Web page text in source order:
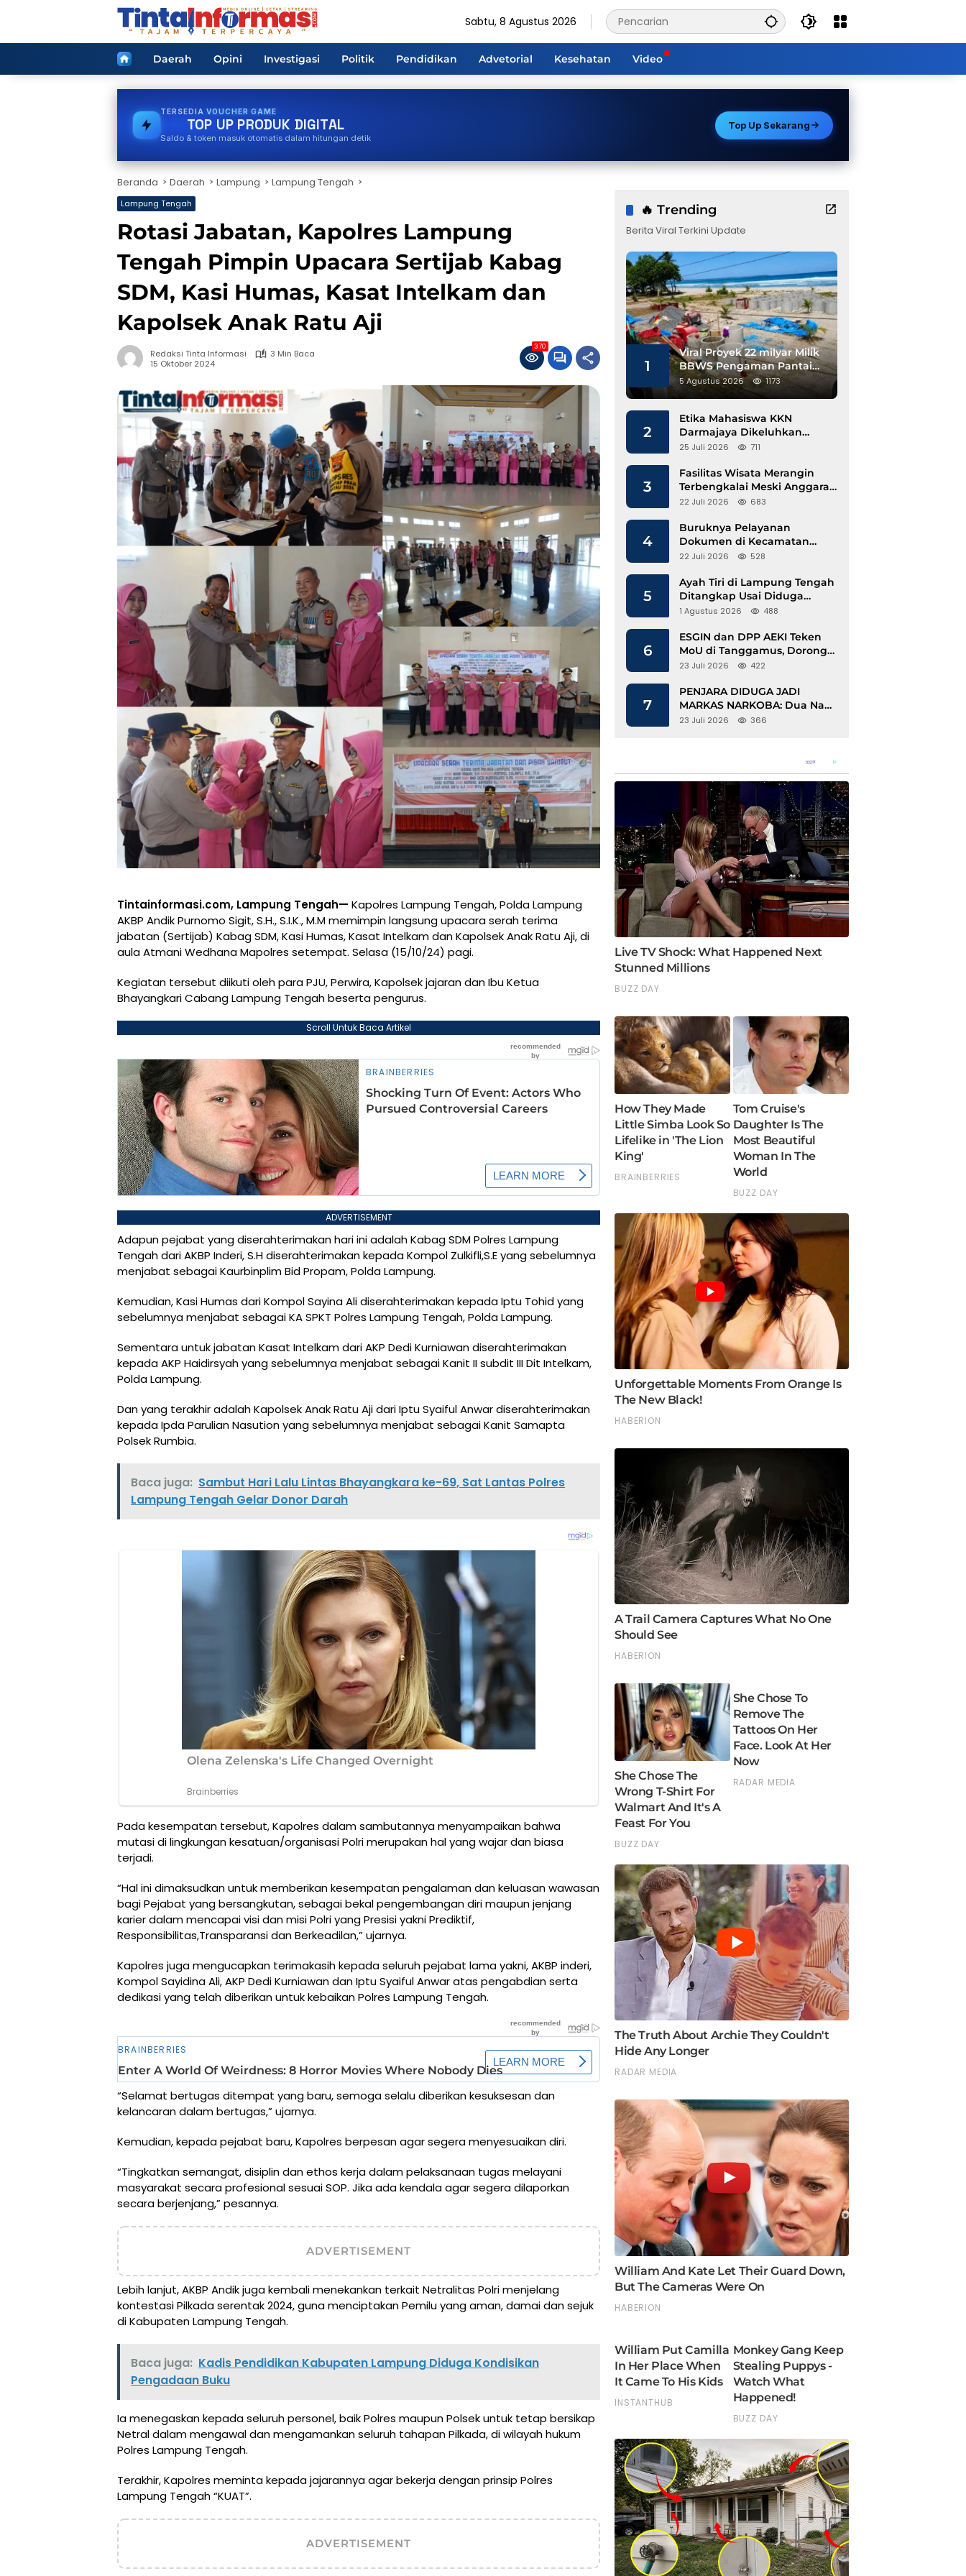
Sabtu, 8 Agustus 2026
HomeDaerah Opini Investigasi Politik Pendidikan Advetorial Kesehatan Video
TERSEDIA PULSA
TOP UP PRODUK DIGITAL
Saldo & token masuk otomatis dalam hitungan detik
Top Up Sekarang
Beranda Daerah Lampung Lampung Tengah
Lampung Tengah
Rotasi Jabatan, Kapolres Lampung
Tengah Pimpin Upacara Sertijab Kabag
SDM, Kasi Humas, Kasat Intelkam dan
Kapolsek Anak Ratu Aji
Redaksi Tinta Informasi
3 Min Baca
15 Oktober 2024
370
Tintainformasi.com, Lampung Tengah— Kapolres Lampung Tengah, Polda Lampung
AKBP Andik Purnomo Sigit, S.H., S.I.K., M.M memimpin langsung upacara serah terima
jabatan (Sertijab) Kabag SDM, Kasi Humas, Kasat Intelkam dan Kapolsek Anak Ratu Aji, di
aula Atmani Wedhana Mapolres setempat. Selasa (15/10/24) pagi.
Kegiatan tersebut diikuti oleh para PJU, Perwira, Kapolsek jajaran dan Ibu Ketua
Bhayangkari Cabang Lampung Tengah beserta pengurus.
Scroll Untuk Baca Artikel
ADVERTISEMENT
Adapun pejabat yang diserahterimakan hari ini adalah Kabag SDM Polres Lampung
Tengah dari AKBP Inderi, S.H diserahterimakan kepada Kompol Zulkifli,S.E yang sebelumnya
menjabat sebagai Kaurbinplim Bid Propam, Polda Lampung.
Kemudian, Kasi Humas dari Kompol Sayina Ali diserahterimakan kepada Iptu Tohid yang
sebelumnya menjabat sebagai KA SPKT Polres Lampung Tengah, Polda Lampung.
Sementara untuk jabatan Kasat Intelkam dari AKP Dedi Kurniawan diserahterimakan
kepada AKP Haidirsyah yang sebelumnya menjabat sebagai Kanit II subdit III Dit Intelkam,
Polda Lampung.
Dan yang terakhir adalah Kapolsek Anak Ratu Aji dari Iptu Syaiful Anwar diserahterimakan
kepada Ipda Parulian Nasution yang sebelumnya menjabat sebagai Kanit Samapta
Polsek Rumbia.
Baca juga: Sambut Hari Lalu Lintas Bhayangkara ke-69, Sat Lantas Polres
Lampung Tengah Gelar Donor Darah
Pada kesempatan tersebut, Kapolres dalam sambutannya menyampaikan bahwa
mutasi di lingkungan kesatuan/organisasi Polri merupakan hal yang wajar dan biasa
terjadi.
“Hal ini dimaksudkan untuk memberikan kesempatan pengalaman dan keluasan wawasan
bagi Pejabat yang bersangkutan, sebagai bekal pengembangan diri maupun jenjang
karier dalam mencapai visi dan misi Polri yang Presisi yakni Prediktif,
Responsibilitas,Transparansi dan Berkeadilan,” ujarnya.
Kapolres juga mengucapkan terimakasih kepada seluruh pejabat lama yakni, AKBP inderi,
Kompol Sayidina Ali, AKP Dedi Kurniawan dan Iptu Syaiful Anwar atas pengabdian serta
dedikasi yang telah diberikan untuk kebaikan Polres Lampung Tengah.
“Selamat bertugas ditempat yang baru, semoga selalu diberikan kesuksesan dan
kelancaran dalam bertugas,” ujarnya.
Kemudian, kepada pejabat baru, Kapolres berpesan agar segera menyesuaikan diri.
“Tingkatkan semangat, disiplin dan ethos kerja dalam pelaksanaan tugas melayani
masyarakat secara profesional sesuai SOP. Jika ada kendala agar segera dilaporkan
secara berjenjang,” pesannya.
ADVERTISEMENT
Lebih lanjut, AKBP Andik juga kembali menekankan terkait Netralitas Polri menjelang
kontestasi Pilkada serentak 2024, guna menciptakan Pemilu yang aman, damai dan sejuk
di Kabupaten Lampung Tengah.
Baca juga: Kadis Pendidikan Kabupaten Lampung Diduga Kondisikan
Pengadaan Buku
Ia menegaskan kepada seluruh personel, baik Polres maupun Polsek untuk tetap bersikap
Netral dalam mengawal dan mengamankan seluruh tahapan Pilkada, di wilayah hukum
Polres Lampung Tengah.
Terakhir, Kapolres meminta kepada jajarannya agar bekerja dengan prinsip Polres
Lampung Tengah “KUAT”.
ADVERTISEMENT
🔥 Trending
Berita Viral Terkini Update
1
Viral Proyek 22 milyar Milik
BBWS Pengaman Pantai
Pesisir Barat Diduga
Gunakan Besi Banci
5 Agustus 2026 1173
2
Etika Mahasiswa KKN
Darmajaya Dikeluhkan
Kepala Pekon Sinar Jawa
25 Juli 2026 711
3
Fasilitas Wisata Merangin
Terbengkalai Meski Anggaran
Perawatan Terus Mengalir
22 Juli 2026 683
4
Buruknya Pelayanan
Dokumen di Kecamatan
Pangkalan Susu, Kinerja
22 Juli 2026 528
5
Ayah Tiri di Lampung Tengah
Ditangkap Usai Diduga
Hamili Anak di Bawah Umur
1 Agustus 2026 488
6
ESGIN dan DPP AEKI Teken
MoU di Tanggamus, Dorong
Ekonomi Hijau Berbasis Kopi
23 Juli 2026 422
7
PENJARA DIDUGA JADI
MARKAS NARKOBA: Dua Napi
Rajabasa Bebas Gunakan HP,
23 Juli 2026 366